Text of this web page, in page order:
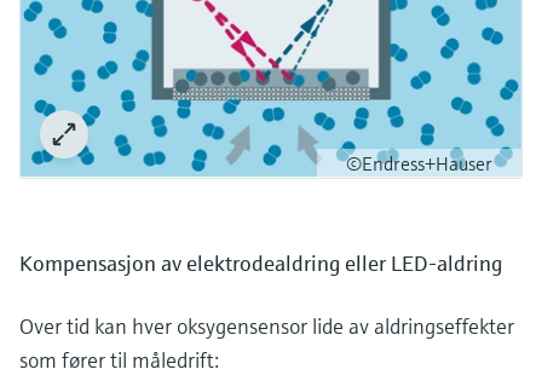
©Endress+Hauser
Kompensasjon av elektrodealdring eller LED-aldring
Over tid kan hver oksygensensor lide av aldringseffekter
som fører til måledrift: